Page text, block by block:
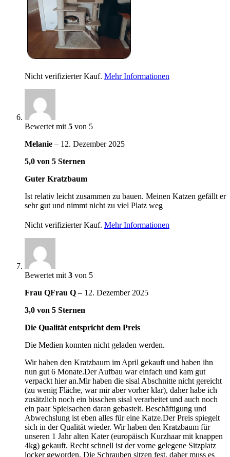
Nicht verifizierter Kauf. Mehr Informationen
Bewertet mit 5 von 5
Melanie – 12. Dezember 2025
5,0 von 5 Sternen
Guter Kratzbaum
Ist relativ leicht zusammen zu bauen. Meinen Katzen gefällt er
sehr gut und nimmt nicht zu viel Platz weg
Nicht verifizierter Kauf. Mehr Informationen
Bewertet mit 3 von 5
Frau QFrau Q – 12. Dezember 2025
3,0 von 5 Sternen
Die Qualität entspricht dem Preis
Die Medien konnten nicht geladen werden.
Wir haben den Kratzbaum im April gekauft und haben ihn
nun gut 6 Monate.Der Aufbau war einfach und kam gut
verpackt hier an.Mir haben die sisal Abschnitte nicht gereicht
(zu wenig Fläche, war mir aber vorher klar), daher habe ich
zusätzlich noch ein bisschen sisal verarbeitet und auch noch
ein paar Spielsachen daran gebastelt. Beschäftigung und
Abwechslung ist eben alles für eine Katze.Der Preis spiegelt
sich in der Qualität wieder. Wir haben den Kratzbaum für
unseren 1 Jahr alten Kater (europäisch Kurzhaar mit knappen
4kg) gekauft. Recht schnell ist der vorne gelegene Sitzplatz
locker geworden. Die Schrauben sitzen fest, daher muss es